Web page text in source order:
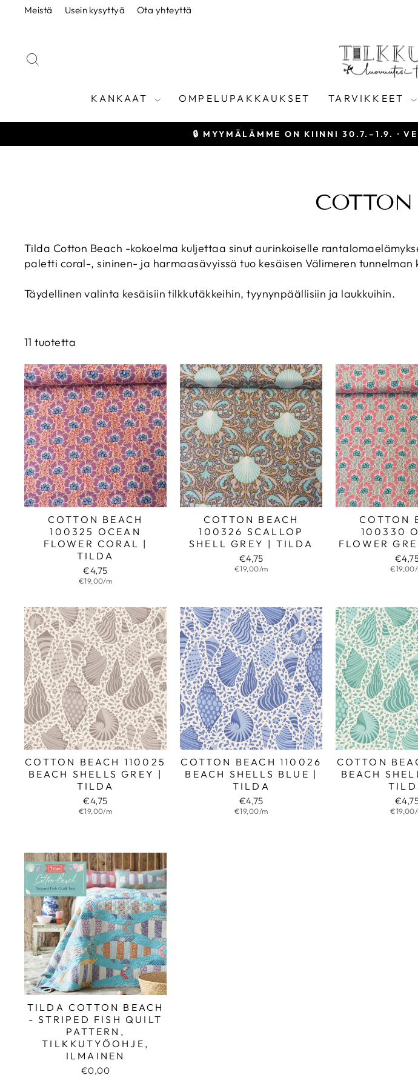
SiirryMeistä Usein kysyttyä Ota yhteyttä
KANKAAT OMPELUPAKKAUKSET TARVIKKEET
🔒 MYYMÄLÄMME ON KIINNI 30.7.–1.9. ·
Tilda Cotton Beach -kokoelma kuljettaa sinut aurinkoiselle
paletti coral-, sininen- ja harmaasävyissä tuo kesäisen Välimeren tunnelman
Täydellinen valinta kesäisiin tilkkutäkkeihin, tyynynpäällisiin ja laukkuihin.
11 tuotetta
COTTON BEACH
100325 OCEAN
FLOWER CORAL |
TILDA
€4,75
€19,00/m
COTTON BEACH
100326 SCALLOP
SHELL GREY | TILDA
€4,75
€19,00/m
COTTON
100330
FLOWER
COTTON BEACH 110025
BEACH SHELLS GREY |
TILDA
€4,75
€19,00/m
COTTON BEACH 110026
BEACH SHELLS BLUE |
TILDA
€4,75
€19,00/m
COTTON
BEACH
TILDA COTTON BEACH
- STRIPED FISH QUILT
PATTERN,
TILKKUTYÖOHJE,
ILMAINEN
€0,00